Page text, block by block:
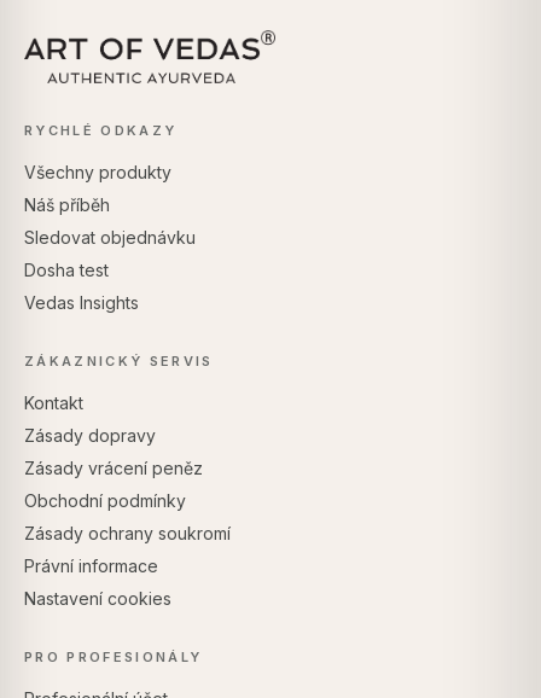
RYCHLÉ ODKAZY
Všechny produkty
Náš příběh
Sledovat objednávku
Dosha test
Vedas Insights
ZÁKAZNICKÝ SERVIS
Kontakt
Zásady dopravy
Zásady vrácení peněz
Obchodní podmínky
Zásady ochrany soukromí
Právní informace
Nastavení cookies
PRO PROFESIONÁLY